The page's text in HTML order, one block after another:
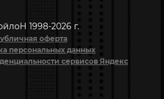
1998-2026 г.
оферта
персональных данных
сервисов Яндекс